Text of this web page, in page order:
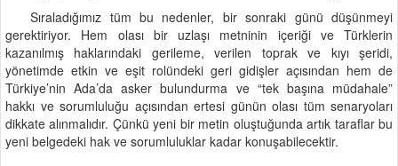
Sıraladığımız tüm bu nedenler, bir sonraki günü düşünmeyi
gerektiriyor. Hem olası bir uzlaşı metninin içeriği ve Türklerin
kazanılmış haklarındaki gerileme, verilen toprak ve kıyı şeridi,
yönetimde etkin ve eşit rolündeki geri gidişler açısından hem de
Türkiye’nin Ada’da asker bulundurma ve “tek başına müdahale”
hakkı ve sorumluluğu açısından ertesi günün olası tüm senaryoları
dikkate alınmalıdır. Çünkü yeni bir metin oluştuğunda artık taraflar bu
yeni belgedeki hak ve sorumluluklar kadar konuşabilecektir.